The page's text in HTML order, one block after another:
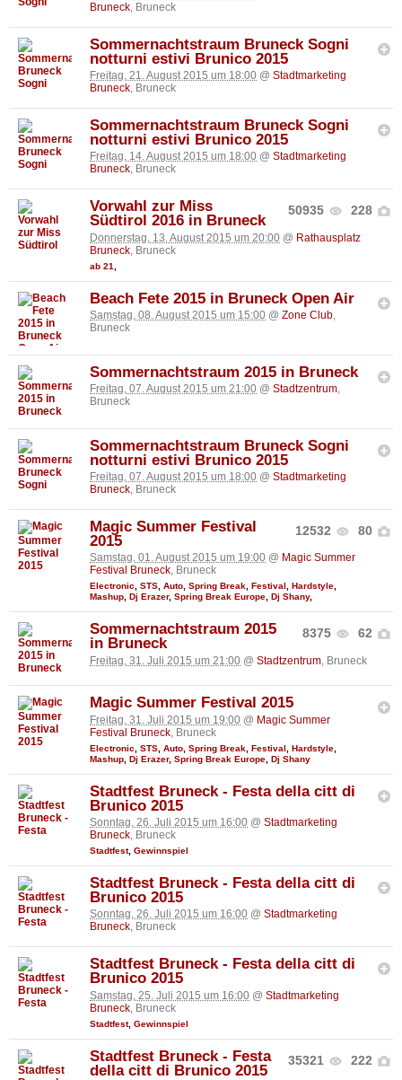
Bruneck , Bruneck
Sommernachtstraum Bruneck Sogni
notturni estivi Brunico 2015
Freitag, 21. August 2015 um 18:00 @ Stadtmarketing
Bruneck, Bruneck
Sommernachtstraum Bruneck Sogni
notturni estivi Brunico 2015
Freitag, 14. August 2015 um 18:00 @ Stadtmarketing
Bruneck, Bruneck
50935 228
Vorwahl zur Miss
Südtirol 2016 in Bruneck
Donnerstag, 13. August 2015 um 20:00 @ Rathausplatz
Bruneck , Bruneck
ab 21
Beach Fete 2015 in Bruneck Open Air
Samstag, 08. August 2015 um 15:00 @ Zone Club,
Bruneck
Sommernachtstraum 2015 in Bruneck
Freitag, 07. August 2015 um 21:00 @ Stadtzentrum,
Bruneck
Sommernachtstraum Bruneck Sogni
notturni estivi Brunico 2015
Freitag, 07. August 2015 um 18:00 @ Stadtmarketing
Bruneck, Bruneck
12532 80
Magic Summer Festival
2015
Samstag, 01. August 2015 um 19:00 @ Magic Summer
Festival Bruneck, Bruneck
Electronic, STS, Auto, Spring Break, Festival , Hardstyle,
Mashup, Dj Erazer, Spring Break Europe, Dj Shany,
8375 62
Sommernachtstraum 2015
in Bruneck
Freitag, 31. Juli 2015 um 21:00 @ Stadtzentrum , Bruneck
Magic Summer Festival 2015
Freitag, 31. Juli 2015 um 19:00 @ Magic Summer
Festival Bruneck , Bruneck
Electronic STS Auto Spring Break Festival Hardstyle
Mashup Dj Erazer, Spring Break Europe Dj Shany
Stadtfest Bruneck - Festa della citt di
Brunico 2015
Sonntag, 26. Juli 2015 um 16:00 @ Stadtmarketing
Bruneck, Bruneck
Stadtfest, Gewinnspiel
Stadtfest Bruneck - Festa della citt di
Brunico 2015
Sonntag, 26. Juli 2015 um 16:00 @ Stadtmarketing
Bruneck, Bruneck
Stadtfest Bruneck - Festa della citt di
Brunico 2015
Samstag, 25. Juli 2015 um 16:00 @ Stadtmarketing
Bruneck, Bruneck
Stadtfest, Gewinnspiel
35321 222
Stadtfest Bruneck - Festa
della citt di Brunico 2015